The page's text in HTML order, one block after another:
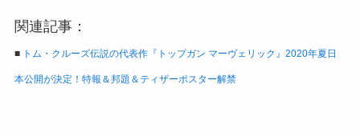
関連記事：
■ トム・クルーズ伝説の代表作『トップガン マーヴェリック』2020年夏日
本公開が決定！特報＆邦題＆ティザーポスター解禁